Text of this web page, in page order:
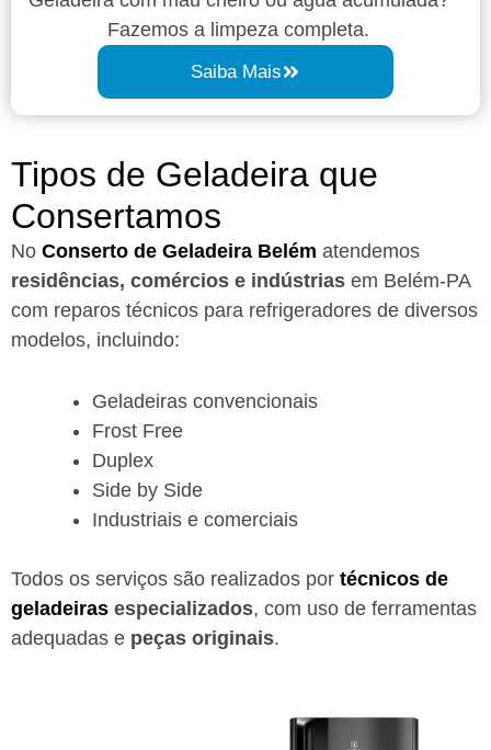
Fazemos a limpeza completa.
Saiba Mais
Tipos de Geladeira que
Consertamos
No Conserto de Geladeira Belém atendemos
residências, comércios e indústrias em Belém-PA
com reparos técnicos para refrigeradores de diversos
modelos, incluindo:
Geladeiras convencionais
Frost Free
Duplex
Side by Side
Industriais e comerciais
Todos os serviços são realizados por técnicos de
geladeiras especializados, com uso de ferramentas
adequadas e peças originais.